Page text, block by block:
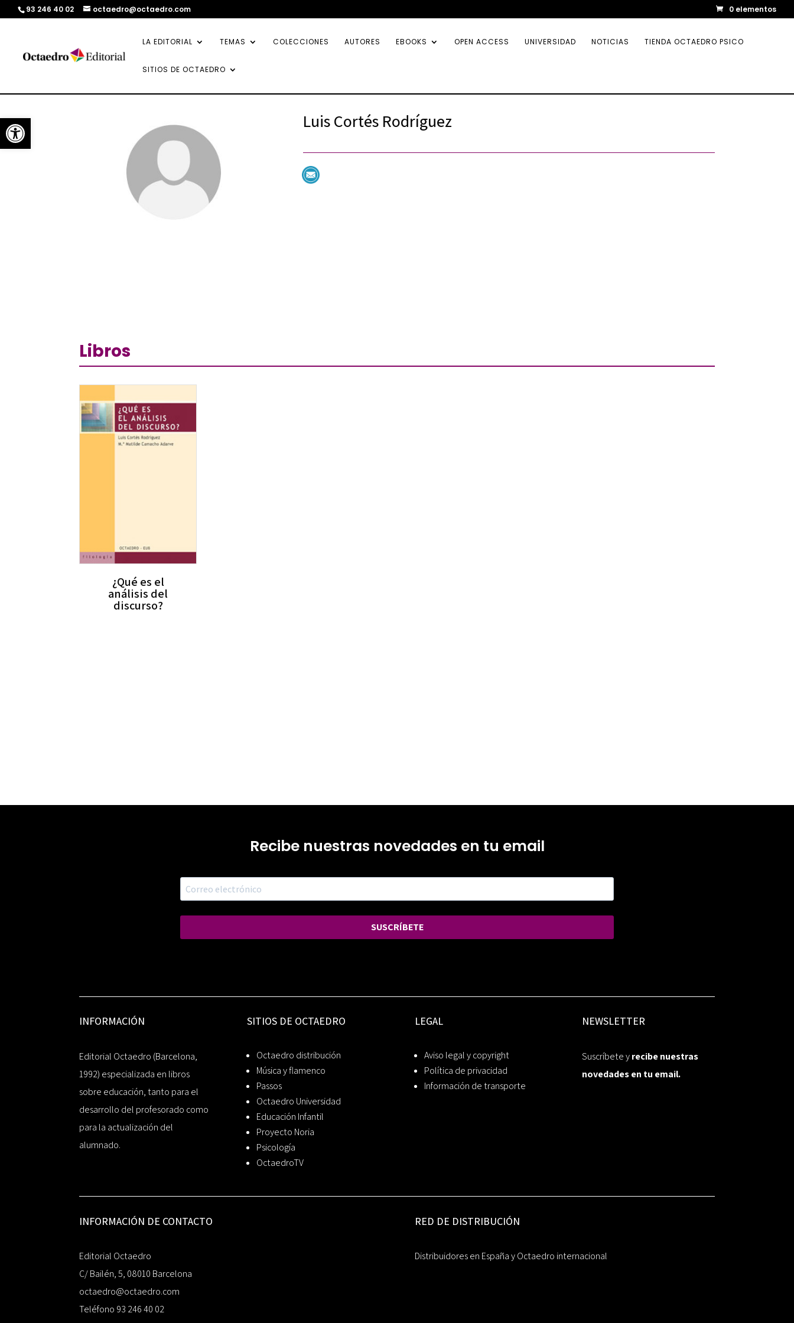
Abrir barra de herramientas
93 246 40 02 octaedro@octaedro.com 0 elementos
LA EDITORIAL TEMAS COLECCIONES AUTORES EBOOKS OPEN ACCESS UNIVERSIDAD NOTICIAS TIENDA OCTAEDRO PSICO
SITIOS DE OCTAEDRO
Luis Cortés Rodríguez
Libros
¿Qué es el
análisis del
discurso?
Recibe nuestras novedades en tu email
SUSCRÍBETE
INFORMACIÓN
Editorial Octaedro (Barcelona,
1992) especializada en libros
sobre educación, tanto para el
desarrollo del profesorado como
para la actualización del
alumnado.
SITIOS DE OCTAEDRO
Octaedro distribución
Música y flamenco
Passos
Octaedro Universidad
Educación Infantil
Proyecto Noria
Psicología
OctaedroTV
LEGAL
Aviso legal y copyright
Política de privacidad
Información de transporte
NEWSLETTER
Suscríbete yrecibe nuestras
novedades en tu email.
INFORMACIÓN DE CONTACTO
Editorial Octaedro
C/ Bailén, 5, 08010 Barcelona
octaedro@octaedro.com
Teléfono 93 246 40 02
RED DE DISTRIBUCIÓN
Distribuidores en España y Octaedro internacional